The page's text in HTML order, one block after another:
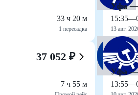
33 ч 20 м
1 пересадка
37 052 ₽
7 ч 55 м
Уфа —
15:35—
13 авг.
Уфа —
13:55—